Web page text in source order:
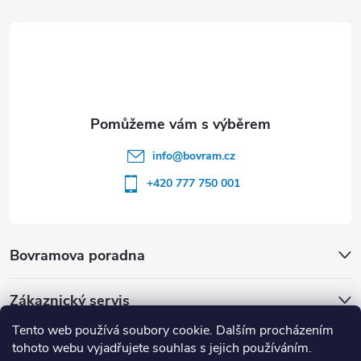
Tento web používá soubory cookie. Dalším procházením
tohoto webu vyjadřujete souhlas s jejich používáním.
Bovramova poradna
Zákaznický servis
info@bovram.cz
+420 777 750 001